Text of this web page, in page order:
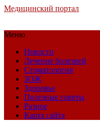
Медицинский портал
Меню
Новости
Лечение болезней
Стоматология
ЗОЖ
Здоровье
Полезные советы
Разное
Карта сайта